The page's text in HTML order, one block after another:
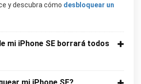
y descubra cómo desbloquear un
mi iPhone SE borrará todos
mi iPhone SE?